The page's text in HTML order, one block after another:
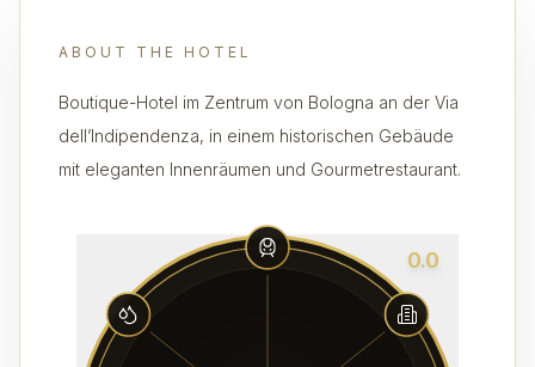
ABOUT THE HOTEL
Boutique-Hotel im Zentrum von Bologna an der Via
dell’Indipendenza, in einem historischen Gebäude
mit eleganten Innenräumen und Gourmetrestaurant.
0.0